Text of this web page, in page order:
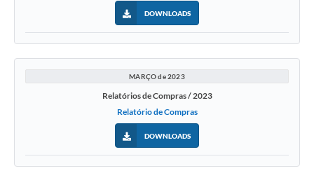
DOWNLOADS
MARÇO de 2023
Relatórios de Compras / 2023
Relatório de Compras
DOWNLOADS